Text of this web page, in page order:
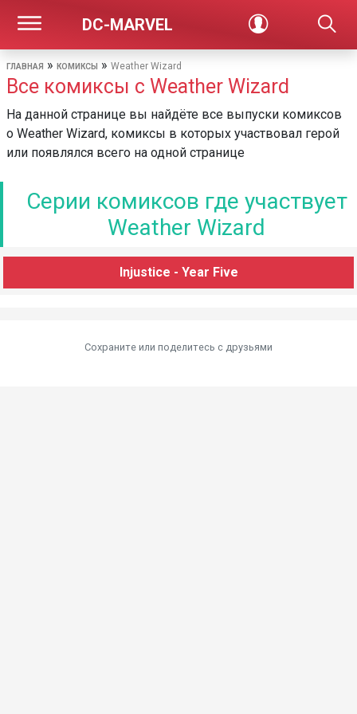
DC-MARVEL
ГЛАВНАЯ » КОМИКСЫ » Weather Wizard
Все комиксы с Weather Wizard
На данной странице вы найдёте все выпуски комиксов
о Weather Wizard, комиксы в которых участвовал герой
или появлялся всего на одной странице
Серии комиксов где участвует
Weather Wizard
Injustice - Year Five
Сохраните или поделитесь c друзьями